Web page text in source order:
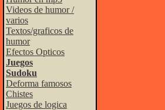
Videos de humor /
varios
Textos/graficos de
humor
Efectos Opticos
Juegos
Sudoku
Deforma famosos
Chistes
Juegos de logica